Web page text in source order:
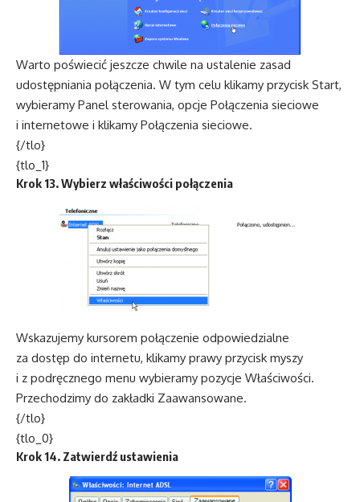
Warto poświecić jeszcze chwile na ustalenie zasad
udostępniania połączenia. W tym celu klikamy przycisk Start,
wybieramy Panel sterowania, opcje Połączenia sieciowe
i internetowe i klikamy Połączenia sieciowe.
{/tlo}
{tlo_1}
Krok 13. Wybierz właściwości połączenia
Wskazujemy kursorem połączenie odpowiedzialne
za dostęp do internetu, klikamy prawy przycisk myszy
i z podręcznego menu wybieramy pozycje Właściwości.
Przechodzimy do zakładki Zaawansowane.
{/tlo}
{tlo_0}
Krok 14. Zatwierdź ustawienia